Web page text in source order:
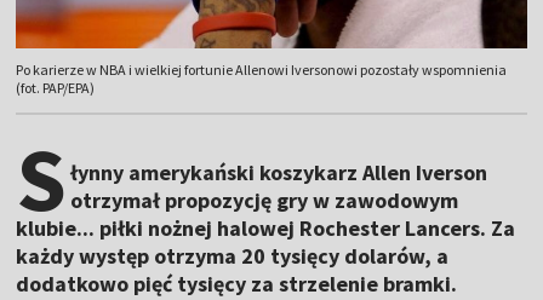
Po karierze w NBA i wielkiej fortunie Allenowi Iversonowi pozostały wspomnienia
(fot. PAP/EPA)
S łynny amerykański koszykarz Allen Iverson
otrzymał propozycję gry w zawodowym
klubie... piłki nożnej halowej Rochester Lancers. Za
każdy występ otrzyma 20 tysięcy dolarów, a
dodatkowo pięć tysięcy za strzelenie bramki.